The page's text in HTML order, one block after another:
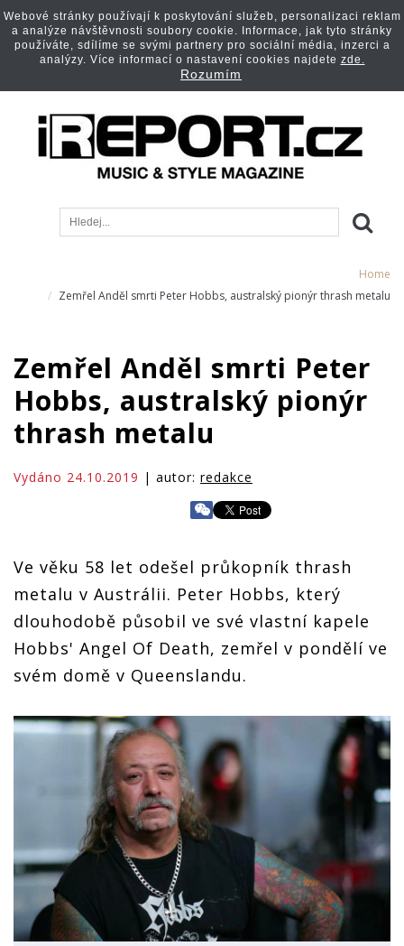
Home
Zemřel Anděl smrti Peter Hobbs, australský pionýr thrash metalu
Zemřel Anděl smrti Peter
Hobbs, australský pionýr
thrash metalu
Vydáno 24.10.2019 | autor: redakce
Ve věku 58 let odešel průkopník thrash
metalu v Austrálii. Peter Hobbs, který
dlouhodobě působil ve své vlastní kapele
Hobbs' Angel Of Death, zemřel v pondělí ve
svém domě v Queenslandu.
Webové stránky používají k poskytování služeb, personalizaci reklam
a analýze návštěvnosti soubory cookie. Informace, jak tyto stránky
používáte, sdílíme se svými partnery pro sociální média, inzerci a
analýzy. Více informací o nastavení cookies najdete zde.
Rozumím